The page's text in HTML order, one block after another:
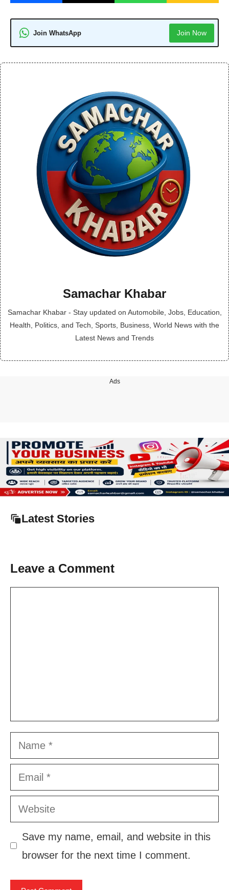
Join WhatsApp Join Now
Samachar Khabar
Samachar Khabar - Stay updated on Automobile, Jobs, Education,
Health, Politics, and Tech, Sports, Business, World News with the
Latest News and Trends
Ads
Latest Stories
Leave a Comment
Name
Email
Website
Save my name, email, and website in this
browser for the next time I comment.